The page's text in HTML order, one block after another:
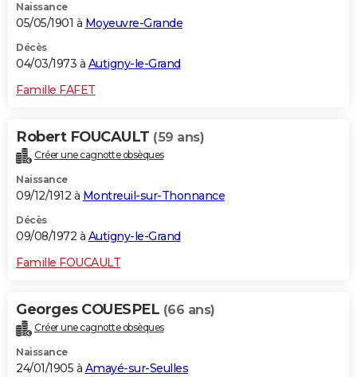
Naissance
05/05/1901 à Moyeuvre-Grande
Décès
04/03/1973 à Autigny-le-Grand
Famille FAFET
Robert FOUCAULT (59 ans)
Créer une cagnotte obsèques
Naissance
09/12/1912 à Montreuil-sur-Thonnance
Décès
09/08/1972 à Autigny-le-Grand
Famille FOUCAULT
Georges COUESPEL (66 ans)
Créer une cagnotte obsèques
Naissance
24/01/1905 à Amayé-sur-Seulles